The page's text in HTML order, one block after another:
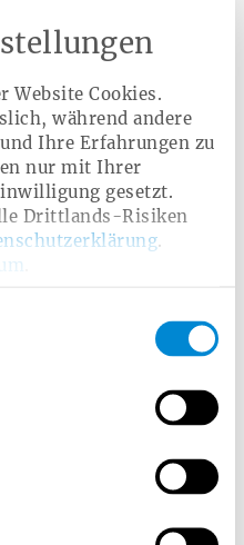
Website Cookies.
während andere
Ihre Erfahrungen zu
nur mit Ihrer
gesetzt.
Drittlands-Risiken
.